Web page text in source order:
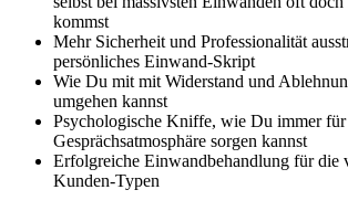
kommst
Mehr Sicherheit und Professionalität
persönliches Einwand-Skript
Wie Du mit mit Widerstand und
umgehen kannst
Psychologische Kniffe, wie Du immer für
Gesprächsatmosphäre sorgen kannst
Erfolgreiche Einwandbehandlung für die
Kunden-Typen